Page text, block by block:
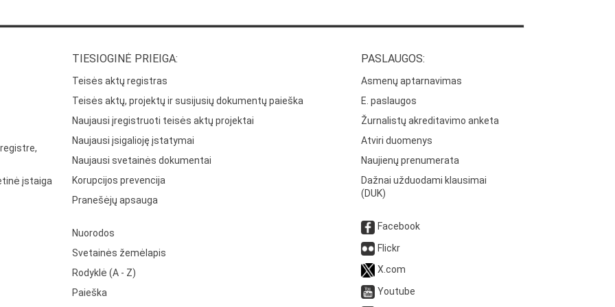
įstaiga
TIESIOGINĖ PRIEIGA:
Teisės aktų registras
Teisės aktų, projektų ir susijusių dokumentų paieška
Naujausi įregistruoti teisės aktų projektai
Naujausi įsigalioję įstatymai
Naujausi svetainės dokumentai
Korupcijos prevencija
Pranešėjų apsauga
Nuorodos
Svetainės žemėlapis
Rodyklė (A - Z)
Paieška
PASLAUGOS:
Asmenų aptarnavimas
E. paslaugos
Žurnalistų akreditavimo anketa
Atviri duomenys
Naujienų prenumerata
Dažnai užduodami klausimai
(DUK)
Facebook
Flickr
X.com
Youtube